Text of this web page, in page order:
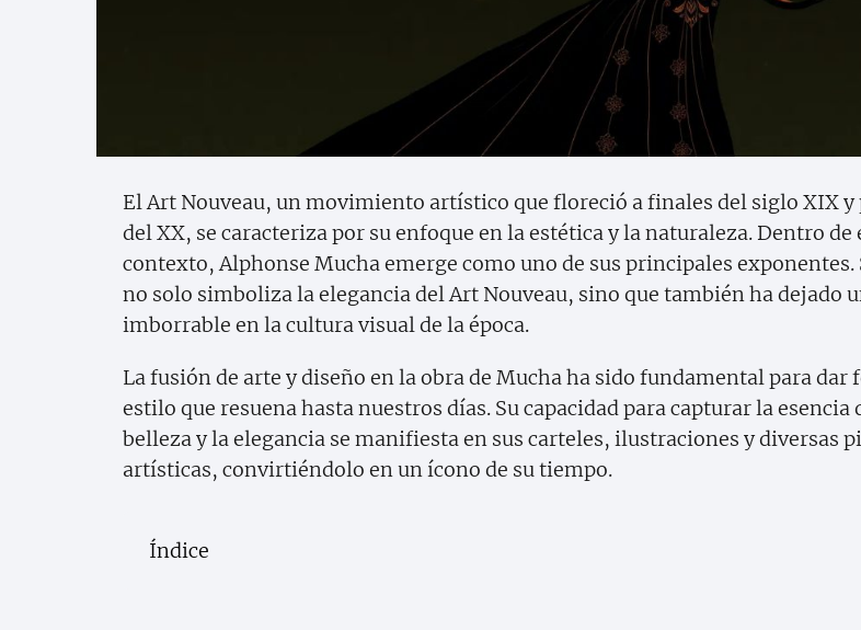
El Art Nouveau, un movimiento artístico que floreció a finales del siglo XIX
del XX, se caracteriza por su enfoque en la estética y la naturaleza. Dentro de
contexto, Alphonse Mucha emerge como uno de sus principales exponentes.
no solo simboliza la elegancia del Art Nouveau, sino que también ha dejado
imborrable en la cultura visual de la época.
La fusión de arte y diseño en la obra de Mucha ha sido fundamental para dar
estilo que resuena hasta nuestros días. Su capacidad para capturar la esencia
belleza y la elegancia se manifiesta en sus carteles, ilustraciones y diversas
artísticas, convirtiéndolo en un ícono de su tiempo.
Índice